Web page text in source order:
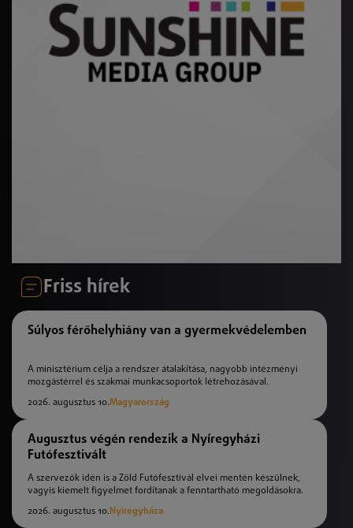
Friss hírek
Súlyos férőhelyhiány van a gyermekvédelemben
A minisztérium célja a rendszer átalakítása, nagyobb intézményi
mozgástérrel és szakmai munkacsoportok létrehozásával.
2026. augusztus 10.Magyarország
Augusztus végén rendezik a Nyíregyházi
Futófesztivált
A szervezők idén is a Zöld Futófesztivál elvei mentén készülnek,
vagyis kiemelt figyelmet fordítanak a fenntartható megoldásokra.
2026. augusztus 10. Nyíregyháza